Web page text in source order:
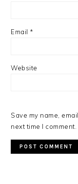
Email *
Website
Save my name,
next time I comment.